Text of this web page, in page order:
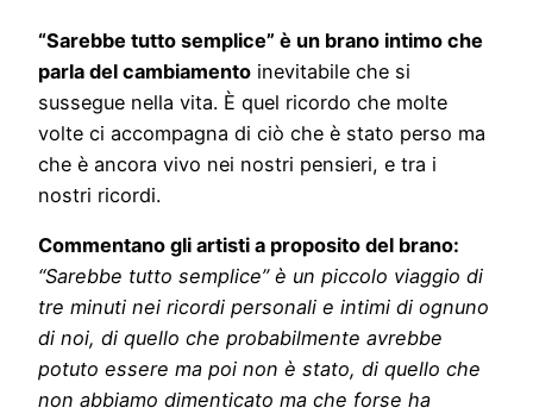
“Sarebbe tutto semplice” è un brano intimo che
parla del cambiamento inevitabile che si
sussegue nella vita. È quel ricordo che molte
volte ci accompagna di ciò che è stato perso ma
che è ancora vivo nei nostri pensieri, e tra i
nostri ricordi.
Commentano gli artisti a proposito del brano:
“Sarebbe tutto semplice” è un piccolo viaggio di
tre minuti nei ricordi personali e intimi di ognuno
di noi, di quello che probabilmente avrebbe
potuto essere ma poi non è stato, di quello che
non abbiamo dimenticato ma che forse ha